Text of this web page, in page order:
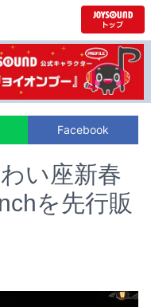
Facebook
い座新春
を先行販